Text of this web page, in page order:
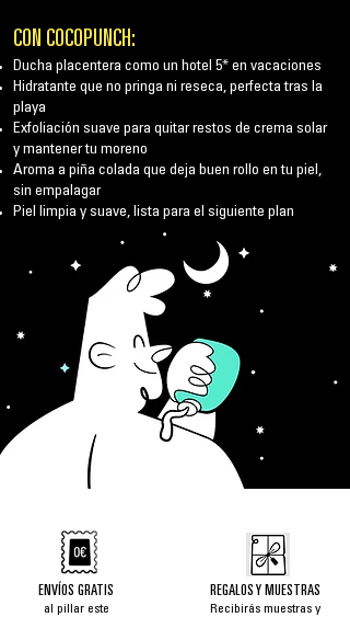
CON COCOPUNCH:
Ducha placentera como un hotel 5* en vacaciones
Hidratante que no pringa ni reseca, perfecta tras la
playa
Exfoliación suave para quitar restos de crema solar
y mantener tu moreno
Aroma a piña colada que deja buen rollo en tu piel,
sin empalagar
Piel limpia y suave, lista para el siguiente plan
ENVÍOS GRATIS
al pillar este
REGALOS Y MUESTRAS
Recibirás muestras y